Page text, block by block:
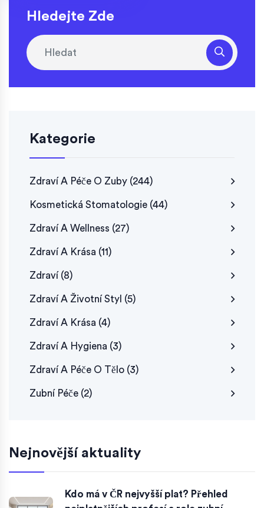
Hledejte Zde
Kategorie
Zdraví A Péče O Zuby (244)
Kosmetická Stomatologie (44)
Zdraví A Wellness (27)
Zdraví A Krása (11)
Zdraví (8)
Zdraví A Životní Styl (5)
Zdraví A Krása (4)
Zdraví A Hygiena (3)
Zdraví A Péče O Tělo (3)
Zubní Péče (2)
Nejnovější aktuality
Kdo má v ČR nejvyšší plat? Přehled